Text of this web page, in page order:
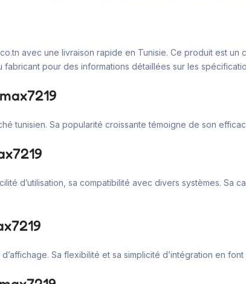
avec une livraison rapide en Tunisie. Ce produit est
pour des informations détaillées sur les
tunisien. Sa popularité croissante témoigne de son
d’utilisation, sa compatibilité avec divers systèmes.
Sa flexibilité et sa simplicité d’intégration en